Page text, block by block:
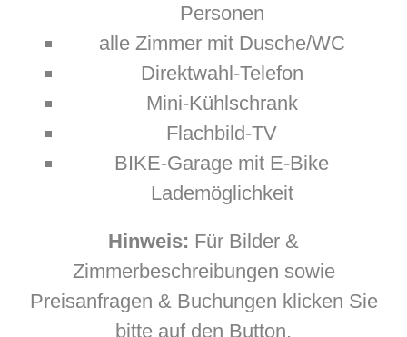
Personen
alle Zimmer mit Dusche/WC
Direktwahl-Telefon
Mini-Kühlschrank
Flachbild-TV
BIKE-Garage mit E-Bike
Lademöglichkeit
Hinweis: Für Bilder &
Zimmerbeschreibungen sowie
Preisanfragen & Buchungen klicken Sie
bitte auf den Button.